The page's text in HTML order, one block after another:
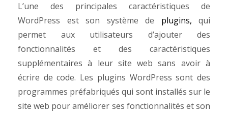
L’une des principales caractéristiques de
WordPress est son système de plugins, qui
permet aux utilisateurs d’ajouter des
fonctionnalités et des caractéristiques
supplémentaires à leur site web sans avoir à
écrire de code. Les plugins WordPress sont des
programmes préfabriqués qui sont installés sur le
site web pour améliorer ses fonctionnalités et son